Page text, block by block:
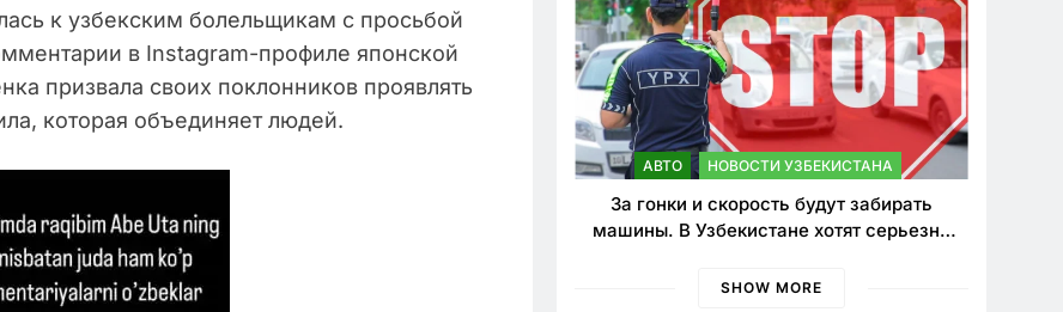
к узбекским болельщикам с просьбой
в Instagram-профиле японской
призвала своих поклонников проявлять
которая объединяет людей.
АВТО НОВОСТИ УЗБЕКИСТАНА
За гонки и скорость будут забирать
машины. В Узбекистане хотят серьезно
SHOW MORE